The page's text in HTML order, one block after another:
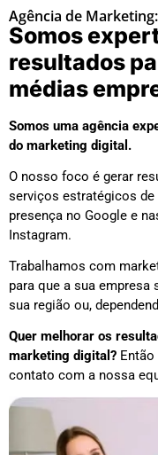
Agência de
Somos
resultados
médias
Somos uma agência
do marketing digital.
O nosso foco é gerar
serviços estratégicos
presença no Google e
Instagram.
Trabalhamos com
para que a sua empresa
sua região ou,
Quer melhorar os
marketing digital?
contato com a nossa